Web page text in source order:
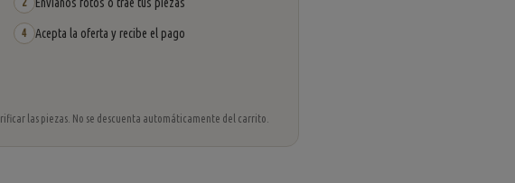
4 Acepta la oferta y recibe el pago
las piezas. No se descuenta automáticamente del carrito.